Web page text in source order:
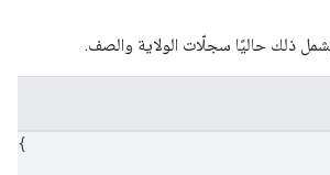
ذلك حاليًا سجلّات الولاية والصف.
{